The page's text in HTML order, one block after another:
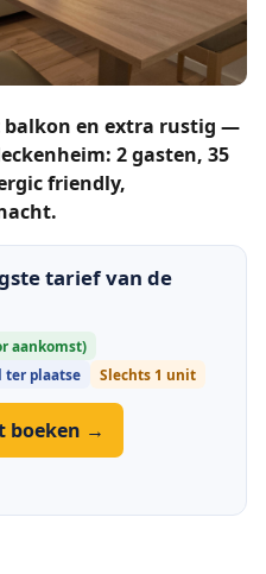
balkon en extra rustig —
2 gasten, 35
friendly,
tarief van de
aankomst)
ter plaatse Slechts 1 unit
boeken →